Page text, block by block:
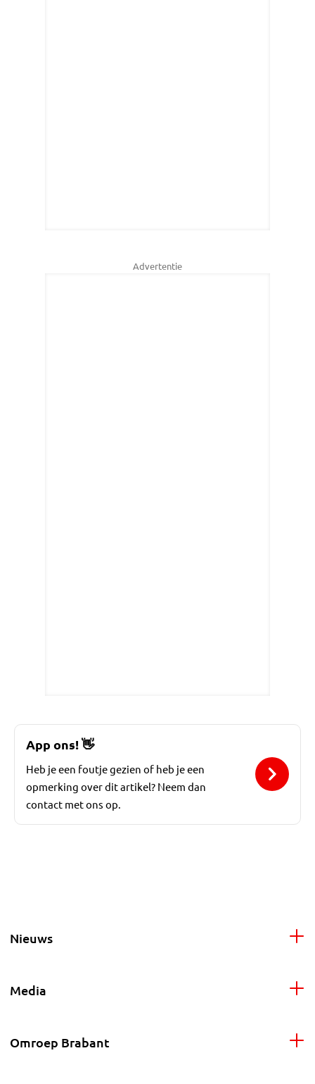
Advertentie
App ons! 👋
Heb je een foutje gezien of heb je een
opmerking over dit artikel? Neem dan
contact met ons op.
Nieuws
Media
Omroep Brabant